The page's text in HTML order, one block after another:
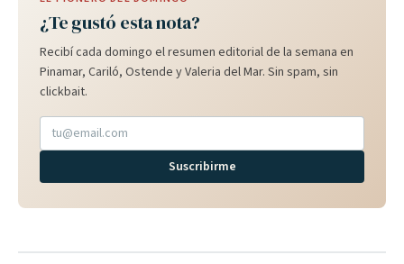
¿Te gustó esta nota?
Recibí cada domingo el resumen editorial de la semana en
Pinamar, Cariló, Ostende y Valeria del Mar. Sin spam, sin
clickbait.
Suscribirme